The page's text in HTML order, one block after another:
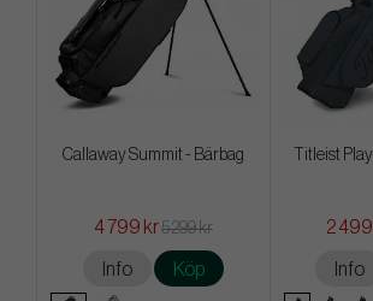
Callaway Summit - Bärbag
4 799 kr5 299 kr
Info Köp
Titleist
2
Info